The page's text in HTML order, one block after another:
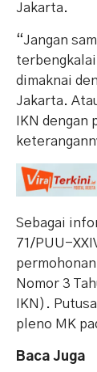
Jakarta.
“Jangan
dimaknai
Jakarta.
IKN dengan
Sebagai
71/PUU-
Nomor 3
IKN).
pleno MK
Baca Juga